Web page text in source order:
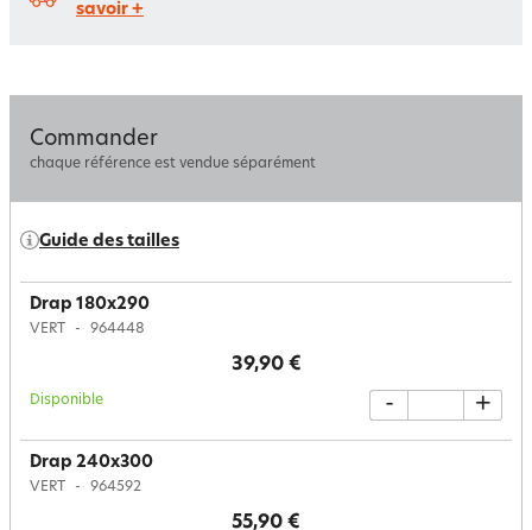
savoir +
Commander
chaque référence est vendue séparément
Guide des tailles
Drap 180x290
VERT 964448
39,90 €
Disponible - +
Drap 240x300
VERT 964592
55,90 €